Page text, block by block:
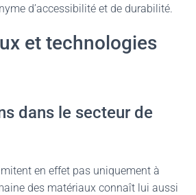
d’accessibilité et de durabilité.
et technologies
dans le secteur de
en effet pas uniquement à
des matériaux connaît lui aussi